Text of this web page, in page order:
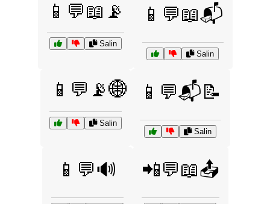
📱💬📖📡
Salin
📱💬📖📬
Salin
📱💬📡🌐
Salin
📱💬📬📝
Salin
📱💬🔊 📲💬📖📤